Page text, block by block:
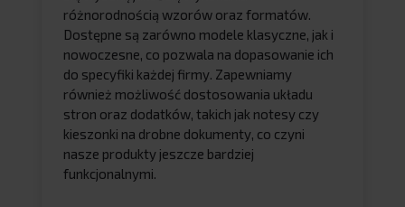
różnorodnością wzorów oraz formatów.
Dostępne są zarówno modele klasyczne, jak i
nowoczesne, co pozwala na dopasowanie ich
do specyfiki każdej firmy. Zapewniamy
również możliwość dostosowania układu
stron oraz dodatków, takich jak notesy czy
kieszonki na drobne dokumenty, co czyni
nasze produkty jeszcze bardziej
funkcjonalnymi.